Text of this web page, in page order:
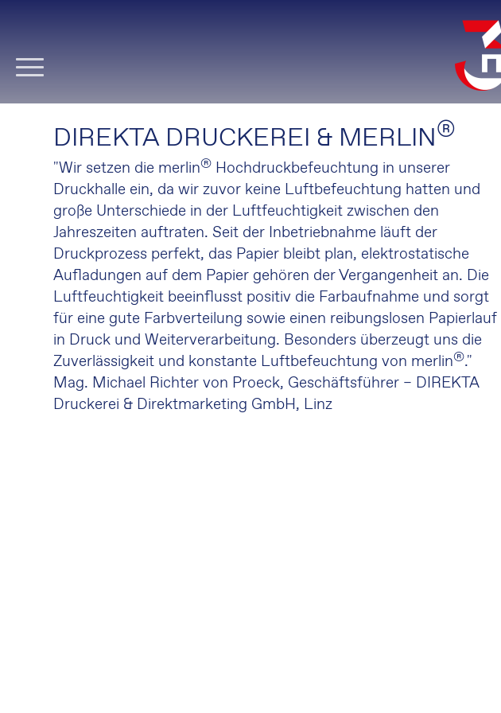
DIREKTA DRUCKEREI & MERLIN®
"Wir setzen die merlin® Hochdruckbefeuchtung in unserer
Druckhalle ein, da wir zuvor keine Luftbefeuchtung hatten und
große Unterschiede in der Luftfeuchtigkeit zwischen den
Jahreszeiten auftraten. Seit der Inbetriebnahme läuft der
Druckprozess perfekt, das Papier bleibt plan, elektrostatische
Aufladungen auf dem Papier gehören der Vergangenheit an. Die
Luftfeuchtigkeit beeinflusst positiv die Farbaufnahme und sorgt
für eine gute Farbverteilung sowie einen reibungslosen Papierlauf
in Druck und Weiterverarbeitung. Besonders überzeugt uns die
Zuverlässigkeit und konstante Luftbefeuchtung von merlin®."
Mag. Michael Richter von Proeck, Geschäftsführer – DIREKTA
Druckerei & Direktmarketing GmbH, Linz